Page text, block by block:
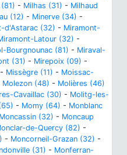
- Milhas (31) - Milhaud
(12) - Minerve (34) -
d'Astarac (32) - Miramont-
Latour (32) -
Bourgnounac (81) - Miraval-
(31) - Mirepoix (09) -
- Missègre (11) - Moissac-
Molezon (48) - Molières (46)
Cavaillac (30) - Molitg-les-
- Momy (64) - Monblanc
Moncassin (32) - Moncaup
de-Quercy (82) -
- Moncorneil-Grazan (32) -
(31) - Monferran-